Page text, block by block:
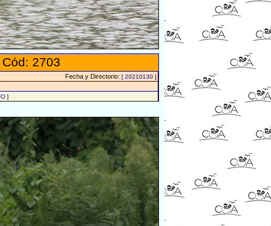
Cód: 2703
Fecha y Directorio: [ 20210130 ]
]